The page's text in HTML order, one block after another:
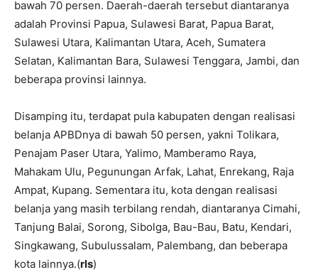
bawah 70 persen. Daerah-daerah tersebut diantaranya
adalah Provinsi Papua, Sulawesi Barat, Papua Barat,
Sulawesi Utara, Kalimantan Utara, Aceh, Sumatera
Selatan, Kalimantan Bara, Sulawesi Tenggara, Jambi, dan
beberapa provinsi lainnya.
Disamping itu, terdapat pula kabupaten dengan realisasi
belanja APBDnya di bawah 50 persen, yakni Tolikara,
Penajam Paser Utara, Yalimo, Mamberamo Raya,
Mahakam Ulu, Pegunungan Arfak, Lahat, Enrekang, Raja
Ampat, Kupang. Sementara itu, kota dengan realisasi
belanja yang masih terbilang rendah, diantaranya Cimahi,
Tanjung Balai, Sorong, Sibolga, Bau-Bau, Batu, Kendari,
Singkawang, Subulussalam, Palembang, dan beberapa
kota lainnya.(rls)